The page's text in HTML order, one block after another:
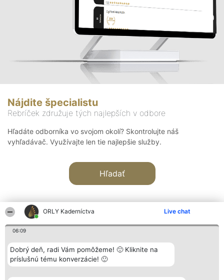
ORLY Kaderníctva Live chat
06:09
Dobrý deň, radi Vám pomôžeme! 🙂 Kliknite na
príslušnú tému konverzácie! 🙂
Nájdite špecialistu
Rebríček združuje tých najlepších v odbore
Hľadáte odborníka vo svojom okolí? Skontrolujte náš
vyhľadávač. Využívajte len tie najlepšie služby.
Hľadať
Organizátor hodnotenia
Bright Side Solutions sp. z o.
o. sp. k.
Wrocław 50-079
Hodnotenie
Laureáti
Lista
Laureatów
Kontakt
Kontakt